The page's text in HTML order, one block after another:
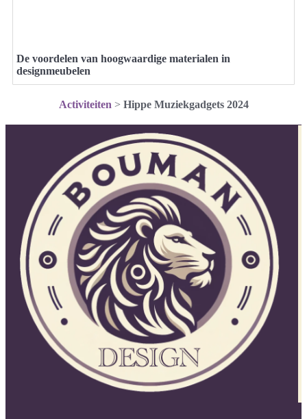
De voordelen van hoogwaardige materialen in
designmeubelen
Activiteiten > Hippe Muziekgadgets 2024